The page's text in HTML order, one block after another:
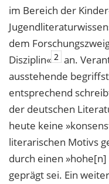
im Bereich der
dem
Disziplin« 2 an.
ausstehende
entsprechend
der deutschen
heute keine
literarischen Motivs
durch einen
geprägt sei. Ein